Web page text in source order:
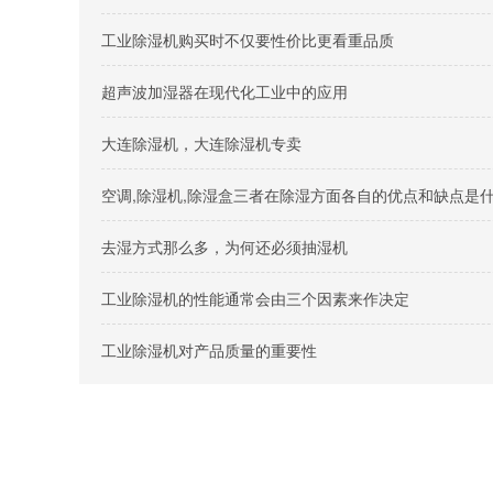
工业除湿机购买时不仅要性价比更看重品质
超声波加湿器在现代化工业中的应用
大连除湿机，大连除湿机专卖
空调,除湿机,除湿盒三者在除湿方面各自的优点和缺点是
去湿方式那么多，为何还必须抽湿机
工业除湿机的性能通常会由三个因素来作决定
工业除湿机对产品质量的重要性